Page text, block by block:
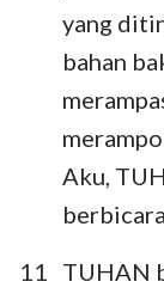
yang
bahan
Aku,
11
TUHAN